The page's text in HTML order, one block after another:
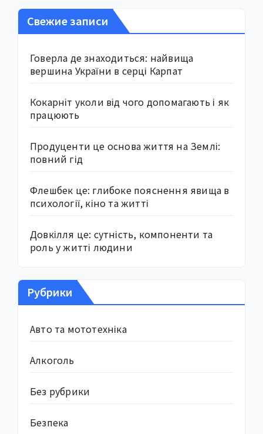
Свежие записи
Говерла де знаходиться: найвища
вершина України в серці Карпат
Кокарніт уколи від чого допомагають і як
працюють
Продуценти це основа життя на Землі:
повний гід
Флешбек це: глибоке пояснення явища в
психології, кіно та житті
Довкілля це: сутність, компоненти та
роль у житті людини
Рубрики
Авто та мототехніка
Алкоголь
Без рубрики
Безпека